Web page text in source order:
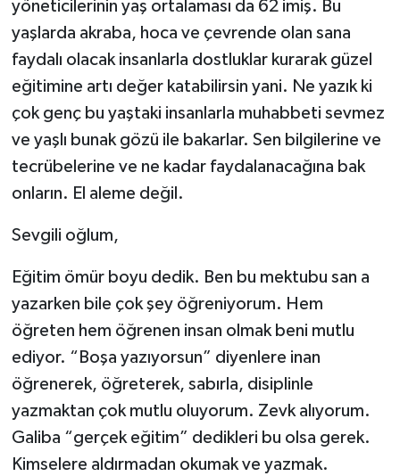
yöneticilerinin yaş ortalaması da 62 imiş. Bu
yaşlarda akraba, hoca ve çevrende olan sana
faydalı olacak insanlarla dostluklar kurarak güzel
eğitimine artı değer katabilirsin yani. Ne yazık ki
çok genç bu yaştaki insanlarla muhabbeti sevmez
ve yaşlı bunak gözü ile bakarlar. Sen bilgilerine ve
tecrübelerine ve ne kadar faydalanacağına bak
onların. El aleme değil.
Sevgili oğlum,
Eğitim ömür boyu dedik. Ben bu mektubu san a
yazarken bile çok şey öğreniyorum. Hem
öğreten hem öğrenen insan olmak beni mutlu
ediyor. “Boşa yazıyorsun” diyenlere inan
öğrenerek, öğreterek, sabırla, disiplinle
yazmaktan çok mutlu oluyorum. Zevk alıyorum.
Galiba “gerçek eğitim” dedikleri bu olsa gerek.
Kimselere aldırmadan okumak ve yazmak.